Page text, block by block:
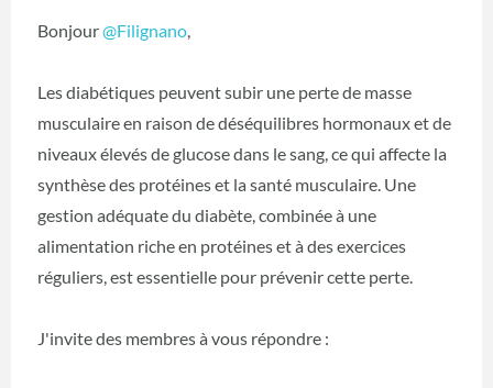
Bonjour@Filignano,
Les diabétiques peuvent subir une perte de masse
musculaire en raison de déséquilibres hormonaux et de
niveaux élevés de glucose dans le sang, ce qui affecte la
synthèse des protéines et la santé musculaire. Une
gestion adéquate du diabète, combinée à une
alimentation riche en protéines et à des exercices
réguliers, est essentielle pour prévenir cette perte.
J'invite des membres à vous répondre :